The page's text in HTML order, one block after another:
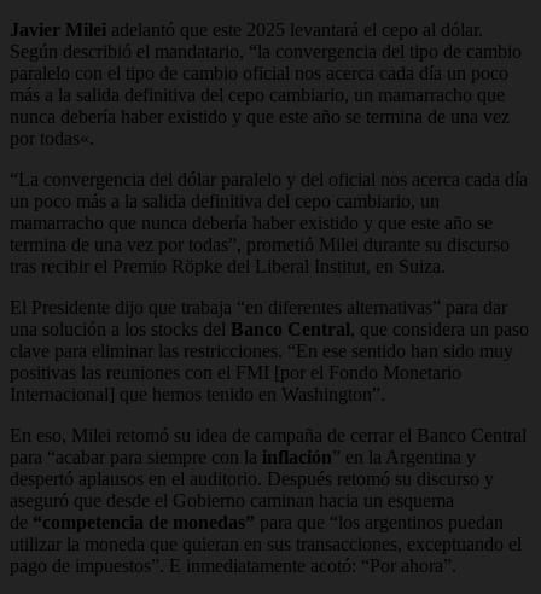
Javier Milei adelantó que este 2025 levantará el cepo al dólar.
Según describió el mandatario, “la convergencia del tipo de cambio
paralelo con el tipo de cambio oficial nos acerca cada día un poco
más a la salida definitiva del cepo cambiario, un mamarracho que
nunca debería haber existido y que este año se termina de una vez
por todas«.
“La convergencia del dólar paralelo y del oficial nos acerca cada día
un poco más a la salida definitiva del cepo cambiario, un
mamarracho que nunca debería haber existido y que este año se
termina de una vez por todas”, prometió Milei durante su discurso
tras recibir el Premio Röpke del Liberal Institut, en Suiza.
El Presidente dijo que trabaja “en diferentes alternativas” para dar
una solución a los stocks del Banco Central, que considera un paso
clave para eliminar las restricciones. “En ese sentido han sido muy
positivas las reuniones con el FMI [por el Fondo Monetario
Internacional] que hemos tenido en Washington”.
En eso, Milei retomó su idea de campaña de cerrar el Banco Central
para “acabar para siempre con la inflación” en la Argentina y
despertó aplausos en el auditorio. Después retomó su discurso y
aseguró que desde el Gobierno caminan hacia un esquema
de “competencia de monedas” para que “los argentinos puedan
utilizar la moneda que quieran en sus transacciones, exceptuando el
pago de impuestos”. E inmediatamente acotó: “Por ahora”.